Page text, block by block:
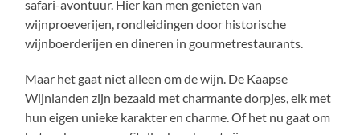
safari-avontuur. Hier kan men genieten van
wijnproeverijen, rondleidingen door historische
wijnboerderijen en dineren in gourmetrestaurants.
Maar het gaat niet alleen om de wijn. De Kaapse
Wijnlanden zijn bezaaid met charmante dorpjes, elk met
hun eigen unieke karakter en charme. Of het nu gaat om